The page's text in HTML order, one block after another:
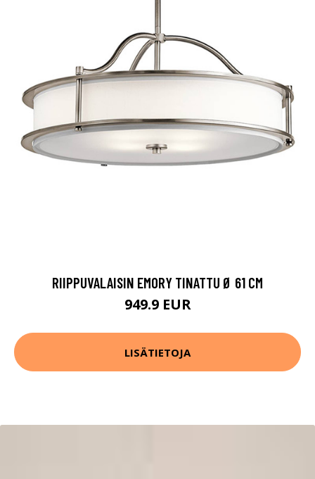
RIIPPUVALAISIN EMORY TINATTU Ø 61 CM
949.9 EUR
LISÄTIETOJA